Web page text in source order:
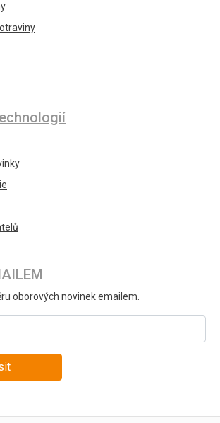
oborových novinek emailem.